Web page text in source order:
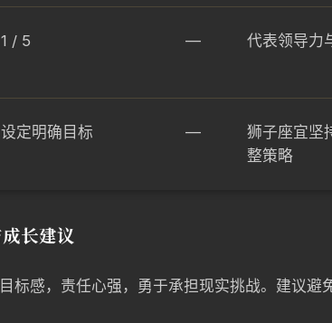
1 / 5 — 代表领导力
设定明确目标 —
狮子座宜坚
整策略
长建议
标感，责任心强，勇于承担现实挑战。建议避